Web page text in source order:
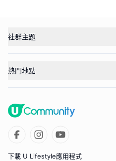
社群主題
熱門地點
下載 U Lifestyle應用程式